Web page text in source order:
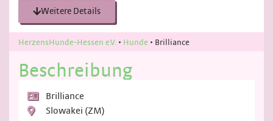
Weitere Details
HerzensHunde-Hessen e.V. • Hunde • Brilliance
Beschreibung
Brilliance
Slowakei (ZM)